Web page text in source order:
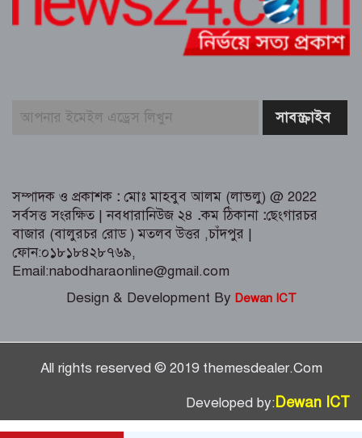
এডভোকেট মিজানুর রহমান অন্তরের ওপর
হামলার প্রতিবাদে কুমিল্লা বারে মানববন্ধন
সময় লুন্ঠিত মালামালসহ ছয় ডাকাত
গ্রেফতার
সম্পাদক ও প্রকাশক : মোঃ মাহবুব আলম (লাভলু) @ 2022
সর্বসত্ত সংরক্ষিত | নবধারানিউজ ২৪ .কম ঠিকানা :ছেংগারচর
বাজার (বালুরচর রোড ) মতলব উত্তর ,চাঁদপুর |
ফোন:০১৮১৮৪২৮৭৬৯,
Email:nabodharaonline@gmail.com
Design & Development By Dewan ICT
All rights reserved © 2019 themesdealer.Com
Developed by:Dewan ICT